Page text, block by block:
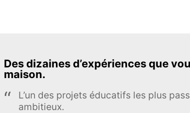
Des dizaines d’expériences que
maison.
L’un des projets éducatifs les plus
ambitieux.